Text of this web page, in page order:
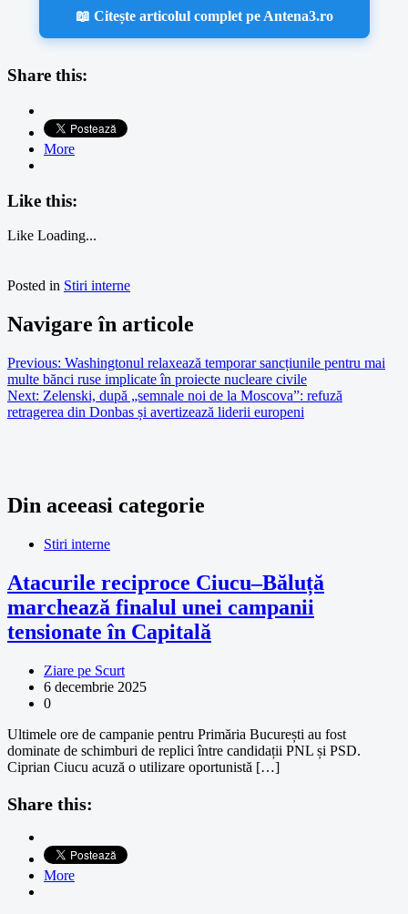
📖 Citește articolul complet pe Antena3.ro
Share this:
More
Like this:
Like Loading...
Posted in Stiri interne
Navigare în articole
Previous: Washingtonul relaxează temporar sancțiunile pentru mai
multe bănci ruse implicate în proiecte nucleare civile
Next: Zelenski, după „semnale noi de la Moscova”: refuză
retragerea din Donbas și avertizează liderii europeni
Din aceeasi categorie
Stiri interne
Atacurile reciproce Ciucu–Băluță
marchează finalul unei campanii
tensionate în Capitală
Ziare pe Scurt
6 decembrie 2025
0
Ultimele ore de campanie pentru Primăria București au fost
dominate de schimburi de replici între candidații PNL și PSD.
Ciprian Ciucu acuză o utilizare oportunistă […]
Share this:
More